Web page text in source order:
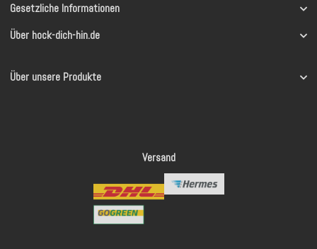
Gesetzliche Informationen
Über hock-dich-hin.de
Über unsere Produkte
Versand